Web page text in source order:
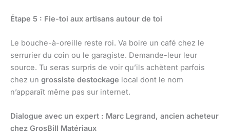
Étape 5 : Fie-toi aux artisans autour de toi
Le bouche-à-oreille reste roi. Va boire un café chez le
serrurier du coin ou le garagiste. Demande-leur leur
source. Tu seras surpris de voir qu’ils achètent parfois
chez un grossiste destockage local dont le nom
n’apparaît même pas sur internet.
Dialogue avec un expert : Marc Legrand, ancien acheteur
chez GrosBill Matériaux